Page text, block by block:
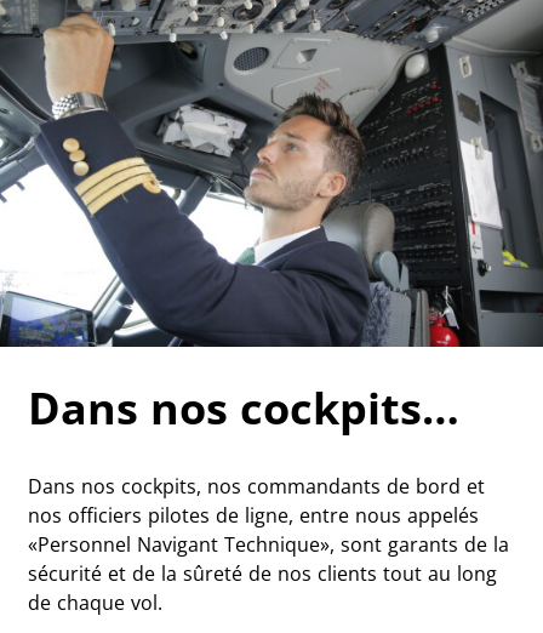
Dans nos cockpits…
Dans nos cockpits, nos commandants de bord et
nos officiers pilotes de ligne, entre nous appelés
«Personnel Navigant Technique», sont garants de la
sécurité et de la sûreté de nos clients tout au long
de chaque vol.